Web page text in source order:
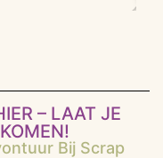
– LAAT JE
Bij Scrap